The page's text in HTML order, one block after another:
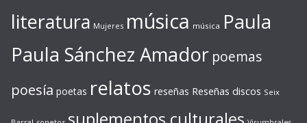
literatura Mujeres música música Paula
Paula Sánchez Amador poemas
poesía poetas relatos reseñas Reseñas discos Seix